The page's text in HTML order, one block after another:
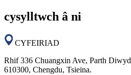
cysylltwch â ni
CYFEIRIAD
Rhif 336 Chuangxin Ave, Parth
610300, Chengdu, Tsieina.